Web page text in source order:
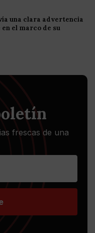
una clara advertencia
el marco de su
frescas de una